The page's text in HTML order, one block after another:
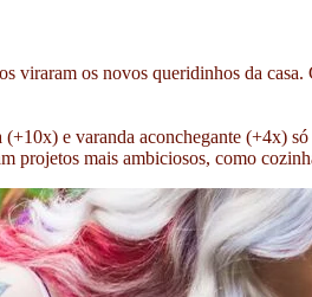
viraram os novos queridinhos da
e varanda aconchegante (+4x)
projetos mais ambiciosos, como